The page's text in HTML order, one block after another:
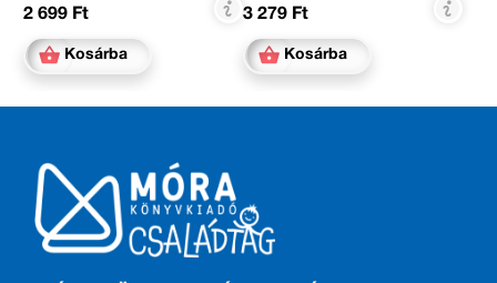
2 699 Ft
Kosárba
3 279 Ft
Kosárba